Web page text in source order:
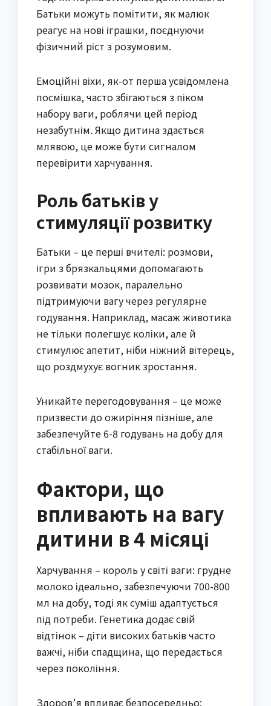
Батьки можуть помітити, як малюк
реагує на нові іграшки, поєднуючи
фізичний ріст з розумовим.
Емоційні віхи, як-от перша усвідомлена
посмішка, часто збігаються з піком
набору ваги, роблячи цей період
незабутнім. Якщо дитина здається
млявою, це може бути сигналом
перевірити харчування.
Роль батьків у
стимуляції розвитку
Батьки – це перші вчителі: розмови,
ігри з брязкальцями допомагають
розвивати мозок, паралельно
підтримуючи вагу через регулярне
годування. Наприклад, масаж животика
не тільки полегшує коліки, але й
стимулює апетит, ніби ніжний вітерець,
що роздмухує вогник зростання.
Уникайте перегодовування – це може
призвести до ожиріння пізніше, але
забезпечуйте 6-8 годувань на добу для
стабільної ваги.
Фактори, що
впливають на вагу
дитини в 4 місяці
Харчування – король у світі ваги: грудне
молоко ідеально, забезпечуючи 700-800
мл на добу, тоді як суміш адаптується
під потреби. Генетика додає свій
відтінок – діти високих батьків часто
важчі, ніби спадщина, що передається
через покоління.
Здоров’я впливає безпосередньо: